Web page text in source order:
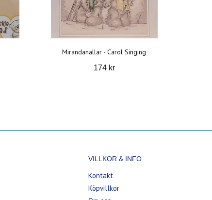
Mirandanallar - Carol Singing
174 kr
VILLKOR & INFO
Kontakt
Köpvillkor